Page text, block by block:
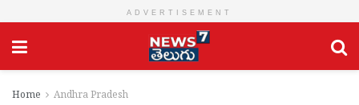
ADVERTISEMENT
Home Andhra Pradesh